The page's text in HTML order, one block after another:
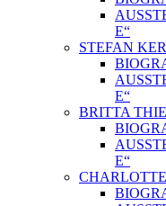
E“
STEFAN
E“
BRITTA THIE
E“